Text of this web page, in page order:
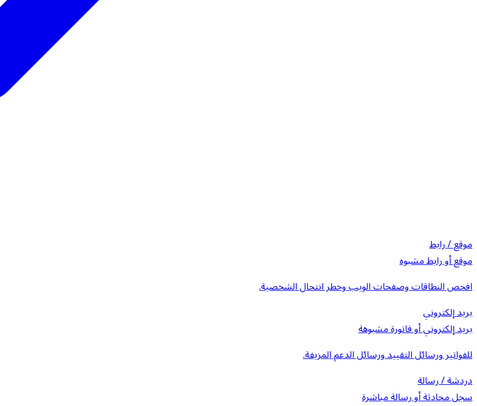
موقع / رابط
موقع أو رابط مشبوه
افحص النطاقات وصفحات الويب وخطر انتحال الشخصية.
بريد إلكتروني
بريد إلكتروني أو فاتورة مشبوهة
للفواتير ورسائل التقييد ورسائل الدعم المزيفة.
دردشة / رسالة
سجل محادثة أو رسالة مباشرة